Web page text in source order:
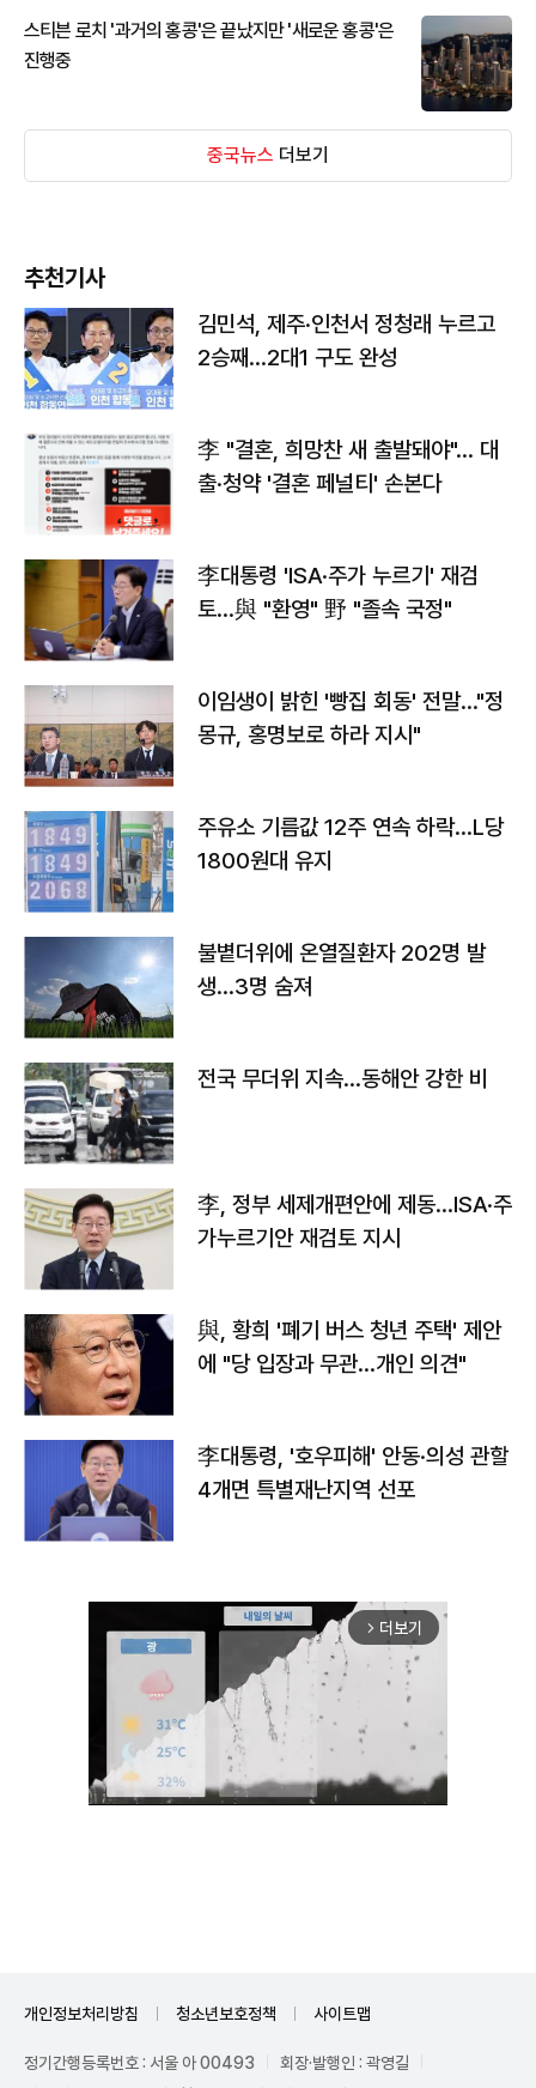
스티븐 로치 '과거의 홍콩'은 끝났지만 '새로운 홍콩'은
진행중
중국뉴스 더보기
추천기사
김민석, 제주·인천서 정청래 누르고
2승째…2대1 구도 완성
李 "결혼, 희망찬 새 출발돼야"… 대
출·청약 '결혼 페널티' 손본다
李대통령 'ISA·주가 누르기' 재검
토…與 "환영" 野 "졸속 국정"
이임생이 밝힌 '빵집 회동' 전말…"정
몽규, 홍명보로 하라 지시"
주유소 기름값 12주 연속 하락…L당
1800원대 유지
불볕더위에 온열질환자 202명 발
생…3명 숨져
전국 무더위 지속…동해안 강한 비
李, 정부 세제개편안에 제동…ISA·주
가누르기안 재검토 지시
與, 황희 '폐기 버스 청년 주택' 제안
에 "당 입장과 무관…개인 의견"
李대통령, '호우피해' 안동·의성 관할
4개면 특별재난지역 선포
arrow_forward_ios 더보기
개인정보처리방침 청소년보호정책 사이트맵
정기간행등록번호 : 서울 아 00493
회장·발행인 : 곽영길